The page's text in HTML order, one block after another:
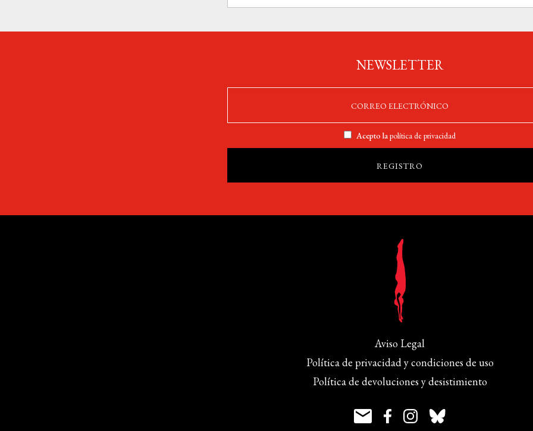
NEWSLETTER
Acepto lapolítica de privacidad
Aviso Legal
Política de privacidad y condiciones de uso
Política de devoluciones y desistimiento